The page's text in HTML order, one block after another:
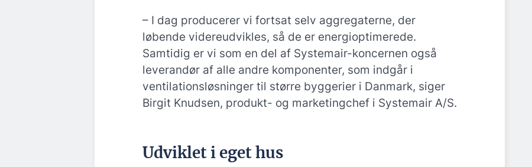
– I dag producerer vi fortsat selv aggregaterne, der
løbende videreudvikles, så de er energioptimerede.
Samtidig er vi som en del af Systemair-koncernen også
leverandør af alle andre komponenter, som indgår i
ventilationsløsninger til større byggerier i Danmark, siger
Birgit Knudsen, produkt- og marketingchef i Systemair A/S.
Udviklet i eget hus